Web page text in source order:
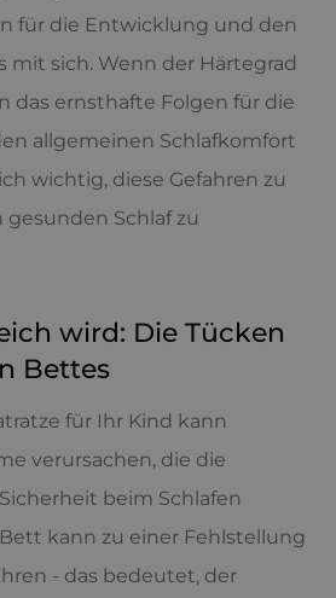
für die Entwicklung und den
mit sich. Wenn der Härtegrad
das ernsthafte Folgen für die
allgemeinen Schlafkomfort
wichtig, diese Gefahren zu
Schlaf zu
wird: Die Tücken
Bettes
für Ihr Kind kann
verursachen, die die
beim Schlafen
kann zu einer Fehlstellung
- das bedeutet, der